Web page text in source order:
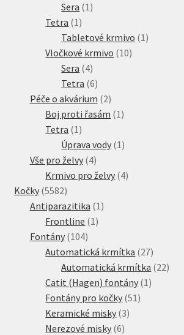
Sera 1 1
Tetra 1 1
produkt
Tabletové krmivo 1 1
Vločkové krmivo 1010
Sera 44
produkty
Tetra 66
produktů
Péče o akvárium 22
produkty
Boj proti řasám 1 1
Tetra 1 1
produkt
Úprava vody 1 1
Vše pro želvy 44
produkty
Krmivo pro želvy 44
Kočky 55825582
produktů
Antiparazitika 1 1
Frontline 1 1
Fontány 104104
produktů
Automatická krmítka 2727
produktů
Automatická krmítka 2222
Catit (Hagen) fontány 1 1
Fontány pro kočky 51 51
Keramické misky 33
Nerezové misky 66